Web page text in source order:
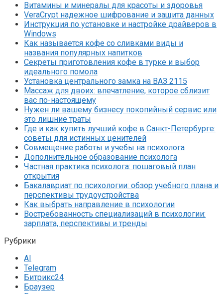
Витамины и минералы для красоты и здоровья
VeraCrypt надежное шифрование и защита данных
Инструкция по установке и настройке драйверов в
Windows
Как называется кофе со сливками виды и
названия популярных напитков
Секреты приготовления кофе в турке и выбор
идеального помола
Установка центрального замка на ВАЗ 2115
Массаж для двоих: впечатление, которое сблизит
вас по-настоящему
Нужен ли вашему бизнесу покопийный сервис или
это лишние траты
Где и как купить лучший кофе в Санкт-Петербурге:
советы для истинных ценителей
Совмещение работы и учебы на психолога
Дополнительное образование психолога
Частная практика психолога: пошаговый план
открытия
Бакалавриат по психологии: обзор учебного плана и
перспективы трудоустройства
Как выбрать направление в психологии
Востребованность специализаций в психологии:
зарплата, перспективы и тренды
Рубрики
AI
Telegram
Битрикс24
Браузер